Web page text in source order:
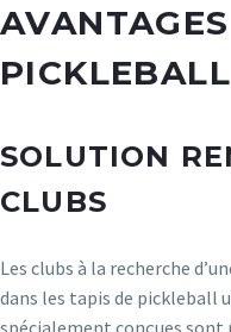
PICKLEBALL
SOLUTION
CLUBS
Les clubs à la recherche
dans les tapis de pickleball